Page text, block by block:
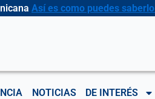
Así es como puedes saberlo
NOTICIAS DE INTERÉS